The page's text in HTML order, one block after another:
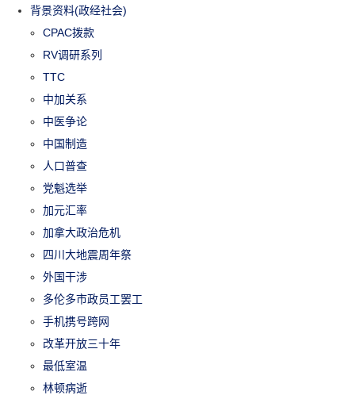
背景资料(政经社会)
CPAC拨款
RV调研系列
TTC
中加关系
中医争论
中国制造
人口普查
党魁选举
加元汇率
加拿大政治危机
四川大地震周年祭
外国干涉
多伦多市政员工罢工
手机携号跨网
改革开放三十年
最低室温
林顿病逝